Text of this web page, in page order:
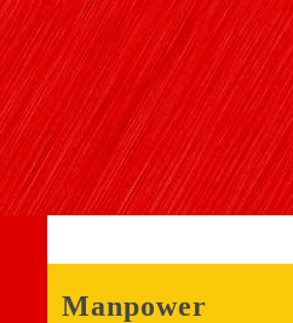
Manpower